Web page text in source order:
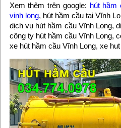
Xem thêm trên google: hút hầm
vinh long, hút hầm cầu tại Vĩnh
dịch vụ hút hầm cầu Vĩnh Long,
công ty hút hầm cầu Vĩnh Long,
xe hút hầm cầu Vĩnh Long, xe